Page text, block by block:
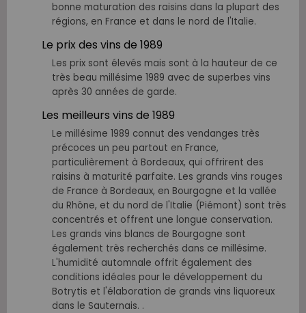
bonne maturation des raisins dans la plupart des
régions, en France et dans le nord de l'Italie.
Le prix des vins de 1989
Les prix sont élevés mais sont à la hauteur de ce
très beau millésime 1989 avec de superbes vins
après 30 années de garde.
Les meilleurs vins de 1989
Le millésime 1989 connut des vendanges très
précoces un peu partout en France,
particulièrement à Bordeaux, qui offrirent des
raisins à maturité parfaite. Les grands vins rouges
de France à Bordeaux, en Bourgogne et la vallée
du Rhône, et du nord de l'Italie (Piémont) sont très
concentrés et offrent une longue conservation.
Les grands vins blancs de Bourgogne sont
également très recherchés dans ce millésime.
L'humidité automnale offrit également des
conditions idéales pour le développement du
Botrytis et l'élaboration de grands vins liquoreux
dans le Sauternais. .